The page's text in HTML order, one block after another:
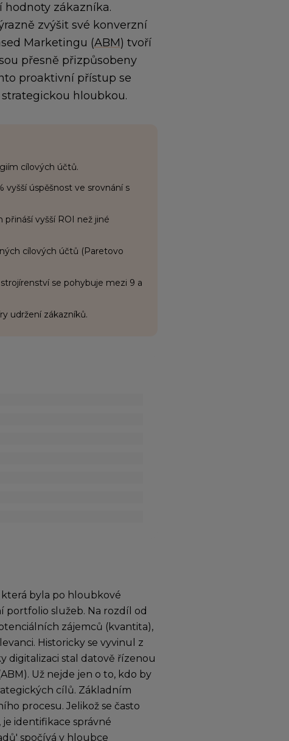
zákazníka.
zvýšit své konverzní
Marketingu (ABM) tvoří
přesně přizpůsobeny
proaktivní přístup se
hloubkou.
cílových účtů.
vyšší úspěšnost ve srovnání s
vyšší ROI než jiné
cílových účtů (Paretovo
se pohybuje mezi 9 a
udržení zákazníků.
byla po hloubkové
portfolio služeb. Na rozdíl od
zájemců (kvantita),
Historicky se vyvinul z
stal datově řízenou
Už nejde jen o to, kdo by
cílů. Základním
procesu. Jelikož se často
identifikace správné
spočívá v hloubce